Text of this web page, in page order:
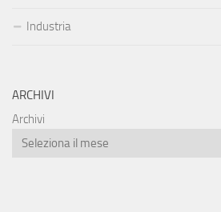
Industria
ARCHIVI
Archivi